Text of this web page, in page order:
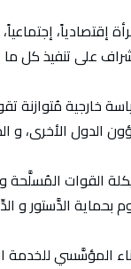
إقتصادياً،
على تنفيذ كل
خارجية
الدول الأخرى، و
القوات
بحماية الدَّستور و